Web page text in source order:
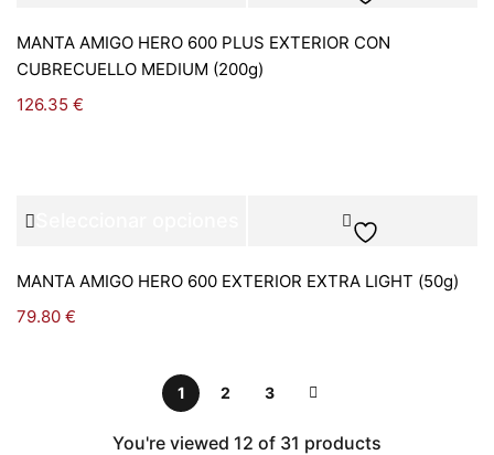
MANTA AMIGO HERO 600 PLUS EXTERIOR CON
CUBRECUELLO MEDIUM (200g)
126.35 €
MANTA AMIGO HERO 600 EXTERIOR EXTRA LIGHT (50g)
79.80 €
1 2 3
You're viewed 12 of 31 products